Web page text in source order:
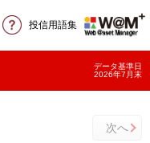
投信用語集
データ基準日
2026年7月末
次へ